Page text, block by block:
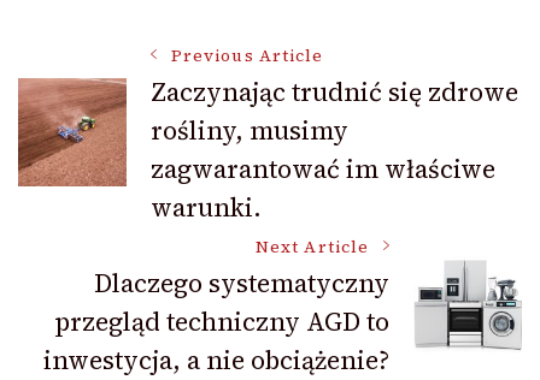
Post
Navigation
Previous Article
Zaczynając trudnić się zdrowe
rośliny, musimy
zagwarantować im właściwe
warunki.
Next Article
Dlaczego systematyczny
przegląd techniczny AGD to
inwestycja, a nie obciążenie?